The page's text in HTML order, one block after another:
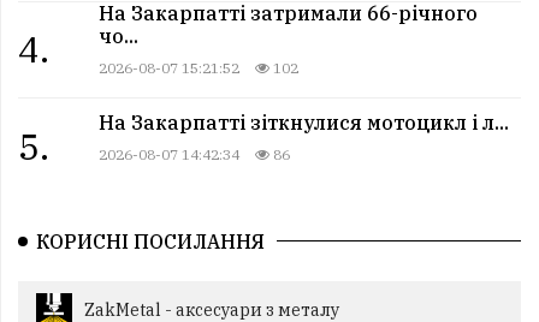
4.
На Закарпатті затримали 66-річного
чо...
2026-08-07 15:21:52 102
5.
На Закарпатті зіткнулися мотоцикл і л...
2026-08-07 14:42:34 86
КОРИСНІ ПОСИЛАННЯ
ZakMetal - аксесуари з металу